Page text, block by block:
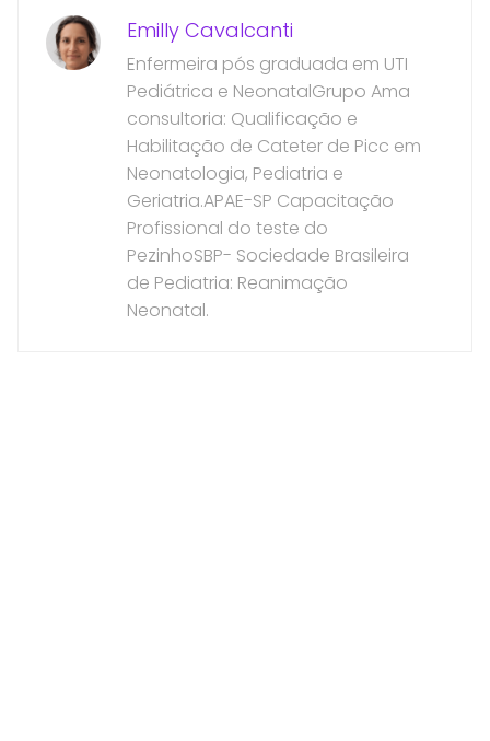
Emilly Cavalcanti
Enfermeira pós graduada em UTI
Pediátrica e NeonatalGrupo Ama
consultoria: Qualificação e
Habilitação de Cateter de Picc em
Neonatologia, Pediatria e
Geriatria.APAE-SP Capacitação
Profissional do teste do
PezinhoSBP- Sociedade Brasileira
de Pediatria: Reanimação
Neonatal.